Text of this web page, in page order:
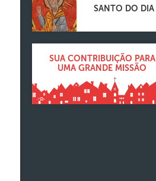
SANTO DO DIA
SUA CONTRIBUIÇÃO PARA
UMA GRANDE MISSÃO